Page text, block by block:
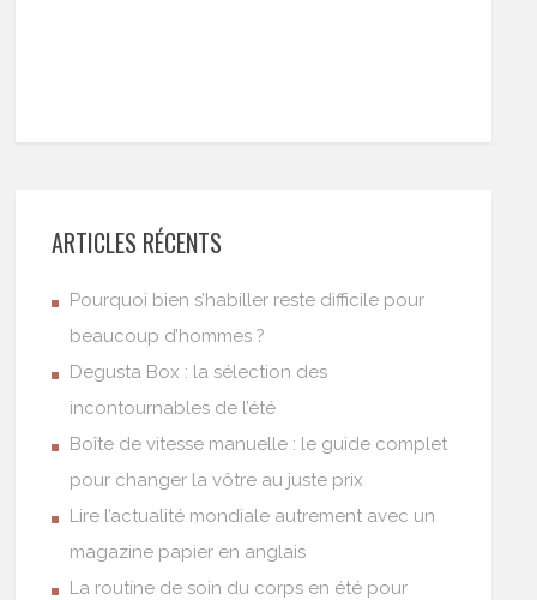
ARTICLES RÉCENTS
Pourquoi bien s’habiller reste difficile pour
beaucoup d’hommes ?
Degusta Box : la sélection des
incontournables de l’été
Boîte de vitesse manuelle : le guide complet
pour changer la vôtre au juste prix
Lire l’actualité mondiale autrement avec un
magazine papier en anglais
La routine de soin du corps en été pour